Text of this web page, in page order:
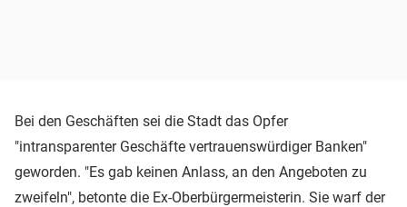
Bei den Geschäften sei die Stadt das Opfer
"intransparenter Geschäfte vertrauenswürdiger Banken"
geworden. "Es gab keinen Anlass, an den Angeboten zu
zweifeln", betonte die Ex-Oberbürgermeisterin. Sie warf der